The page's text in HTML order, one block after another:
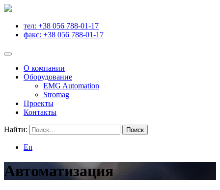
тел: +38 056 788-01-17
факс: +38 056 788-01-17
О компании
Оборудование
EMG Automation
Stromag
Проекты
Контакты
Найти:
En
Автоматизация